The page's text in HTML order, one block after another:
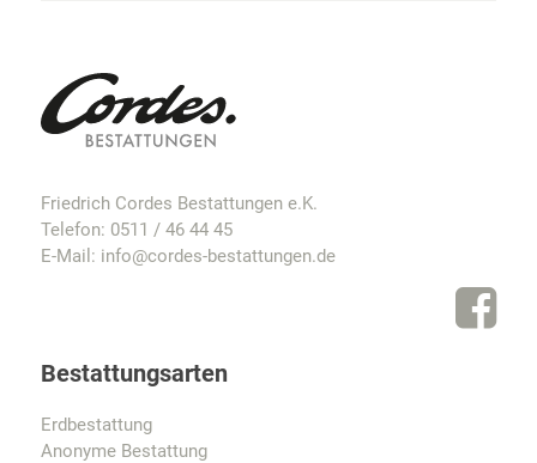
Friedrich Cordes Bestattungen e.K.
Telefon: 0511 / 46 44 45
E-Mail: info@cordes-bestattungen.de
Bestattungsarten
Erdbestattung
Anonyme Bestattung